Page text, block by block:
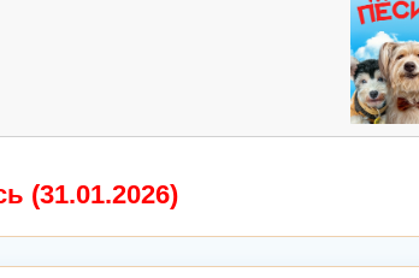
(31.01.2026)